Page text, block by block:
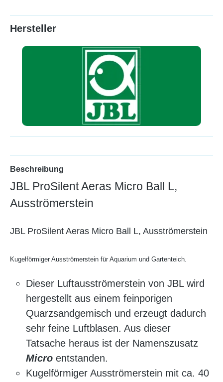
Hersteller
Beschreibung
JBL ProSilent Aeras Micro Ball L,
Ausströmerstein
JBL ProSilent Aeras Micro Ball L, Ausströmerstein
Kugelförmiger Ausströmerstein für Aquarium und Gartenteich.
Dieser Luftausströmerstein von JBL wird
hergestellt aus einem feinporigen
Quarzsandgemisch und erzeugt dadurch
sehr feine Luftblasen. Aus dieser
Tatsache heraus ist der Namenszusatz
Micro entstanden.
Kugelförmiger Ausströmerstein mit ca. 40